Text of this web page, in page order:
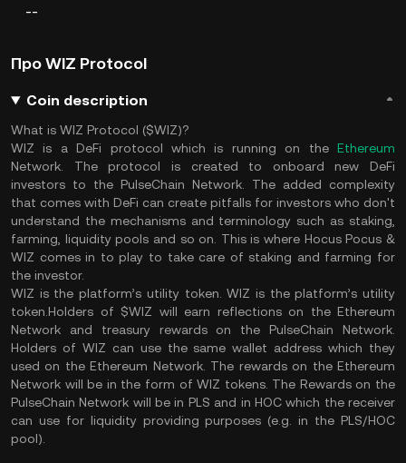
--
Про WIZ Protocol
Coin description
What is WIZ Protocol ($WIZ)?
WIZ is a DeFi protocol which is running on the Ethereum
Network. The protocol is created to onboard new DeFi
investors to the PulseChain Network. The added complexity
that comes with DeFi can create pitfalls for investors who don't
understand the mechanisms and terminology such as staking,
farming, liquidity pools and so on. This is where Hocus Pocus &
WIZ comes in to play to take care of staking and farming for
the investor.
WIZ is the platform’s utility token. WIZ is the platform’s utility
token.Holders of $WIZ will earn reflections on the Ethereum
Network and treasury rewards on the PulseChain Network.
Holders of WIZ can use the same wallet address which they
used on the Ethereum Network. The rewards on the Ethereum
Network will be in the form of WIZ tokens. The Rewards on the
PulseChain Network will be in PLS and in HOC which the receiver
can use for liquidity providing purposes (e.g. in the PLS/HOC
pool).